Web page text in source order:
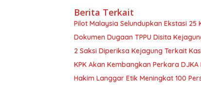
Berita Terkait
Pilot Malaysia Selundupkan Ekstasi
Dokumen Dugaan TPPU Disita
2 Saksi Diperiksa Kejagung Terkait
KPK Akan Kembangkan Perkara DJKA
Hakim Langgar Etik Meningkat 100